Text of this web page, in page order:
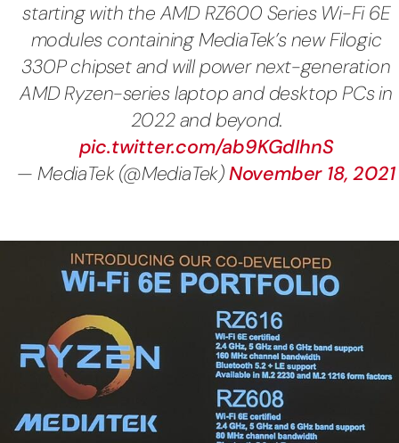
starting with the AMD RZ600 Series Wi-Fi 6E
modules containing MediaTek’s new Filogic
330P chipset and will power next-generation
AMD Ryzen-series laptop and desktop PCs in
2022 and beyond.
pic.twitter.com/ab9KGdIhnS
— MediaTek (@MediaTek)November 18, 2021